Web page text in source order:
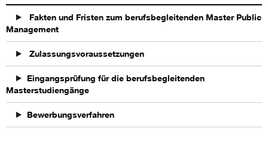
Fakten und Fristen zum berufsbegleitenden Master Public
Management
Zulassungsvoraussetzungen
Eingangsprüfung für die berufsbegleitenden
Masterstudiengänge
Bewerbungsverfahren